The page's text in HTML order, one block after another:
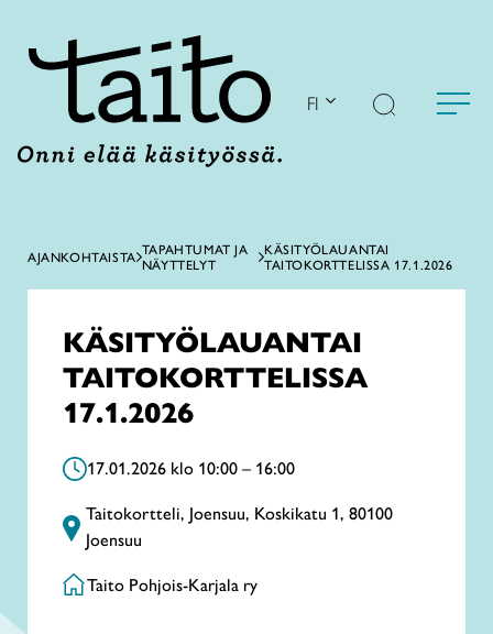
FI
AJANKOHTAISTA TAPAHTUMAT JA
NÄYTTELYT
KÄSITYÖLAUANTAI
TAITOKORTTELISSA 17.1.2026
KÄSITYÖLAUANTAI
TAITOKORTTELISSA
17.1.2026
17.01.2026 klo 10:00 – 16:00
Taitokortteli, Joensuu, Koskikatu 1, 80100
Joensuu
Taito Pohjois-Karjala ry